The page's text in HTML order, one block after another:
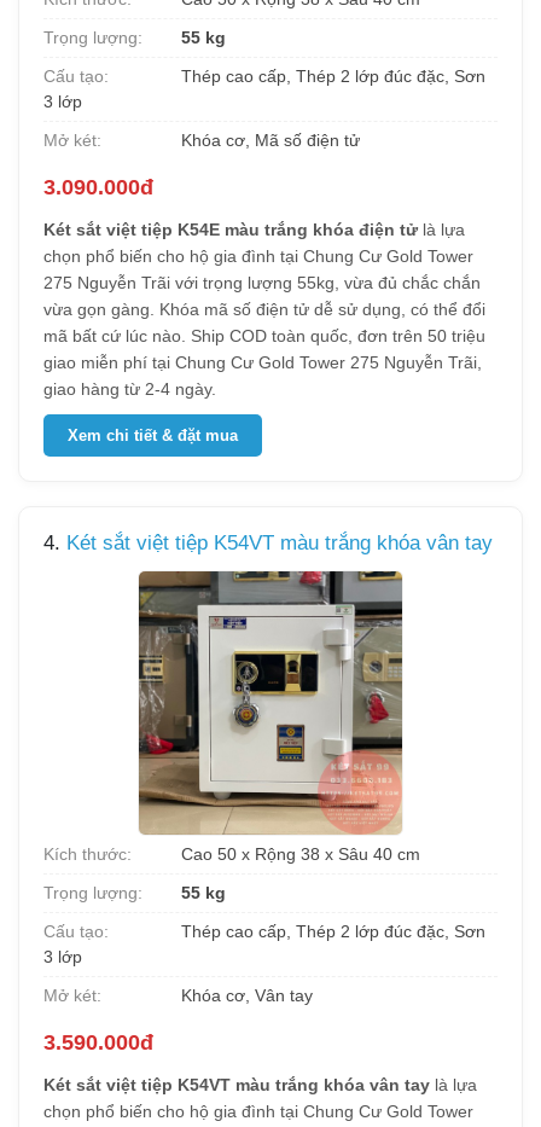
Trọng lượng:
55 kg
Cấu tạo:
Thép cao cấp, Thép 2 lớp đúc đặc, Sơn
3 lớp
Mở két:
Khóa cơ, Mã số điện tử
3.090.000đ
Két sắt việt tiệp K54E màu trắng khóa điện tửlà lựa
chọn phổ biến cho hộ gia đình tại Chung Cư Gold Tower
275 Nguyễn Trãi với trọng lượng 55kg, vừa đủ chắc chắn
vừa gọn gàng. Khóa mã số điện tử dễ sử dụng, có thể đổi
mã bất cứ lúc nào. Ship COD toàn quốc, đơn trên 50 triệu
giao miễn phí tại Chung Cư Gold Tower 275 Nguyễn Trãi,
giao hàng từ 2-4 ngày.
Xem chi tiết & đặt mua
4. Két sắt việt tiệp K54VT màu trắng khóa vân tay
Kích thước:
Cao 50 x Rộng 38 x Sâu 40 cm
Trọng lượng:
55 kg
Cấu tạo:
Thép cao cấp, Thép 2 lớp đúc đặc, Sơn
3 lớp
Mở két:
Khóa cơ, Vân tay
3.590.000đ
Két sắt việt tiệp K54VT màu trắng khóa vân tay là lựa
chọn phổ biến cho hộ gia đình tại Chung Cư Gold Tower